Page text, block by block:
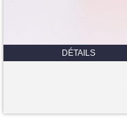
DÉTAILS